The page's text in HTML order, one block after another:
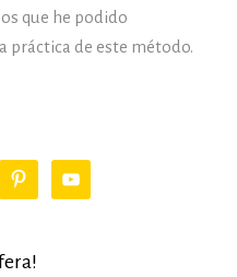
que he podido
práctica de este método.